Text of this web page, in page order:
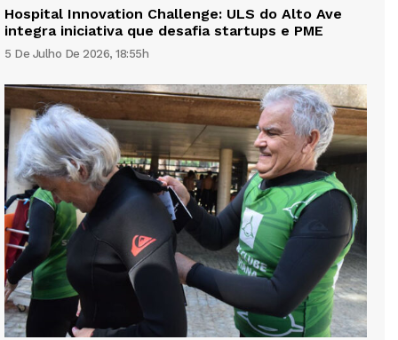
Hospital Innovation Challenge: ULS do Alto Ave
integra iniciativa que desafia startups e PME
5 De Julho De 2026, 18:55h